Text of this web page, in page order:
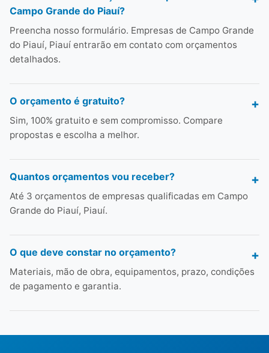
Campo Grande do Piauí?
Preencha nosso formulário. Empresas de Campo Grande
do Piauí, Piauí entrarão em contato com orçamentos
detalhados.
O orçamento é gratuito?
Sim, 100% gratuito e sem compromisso. Compare
propostas e escolha a melhor.
Quantos orçamentos vou receber?
Até 3 orçamentos de empresas qualificadas em Campo
Grande do Piauí, Piauí.
O que deve constar no orçamento?
Materiais, mão de obra, equipamentos, prazo, condições
de pagamento e garantia.